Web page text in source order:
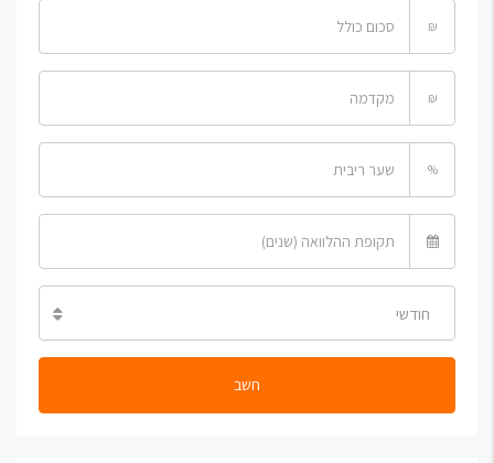
₪
₪
%
חודשי
חשב